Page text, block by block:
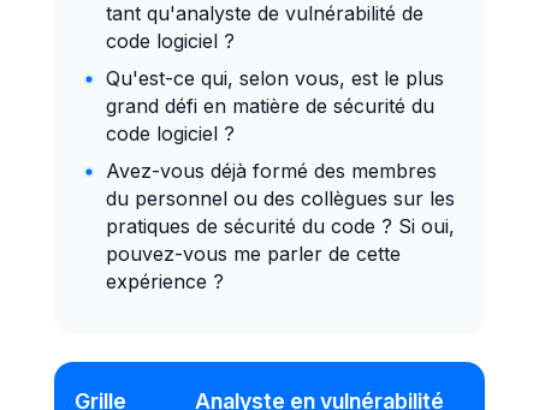
tant qu'analyste de vulnérabilité de
code logiciel ?
Qu'est-ce qui, selon vous, est le plus
grand défi en matière de sécurité du
code logiciel ?
Avez-vous déjà formé des membres
du personnel ou des collègues sur les
pratiques de sécurité du code ? Si oui,
pouvez-vous me parler de cette
expérience ?
Grille Analyste en vulnérabilité